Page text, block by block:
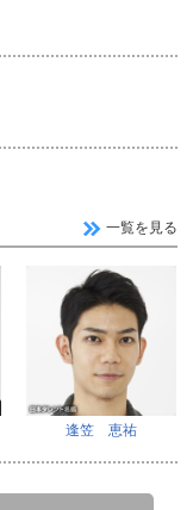
一覧を見る
逢笠 恵祐